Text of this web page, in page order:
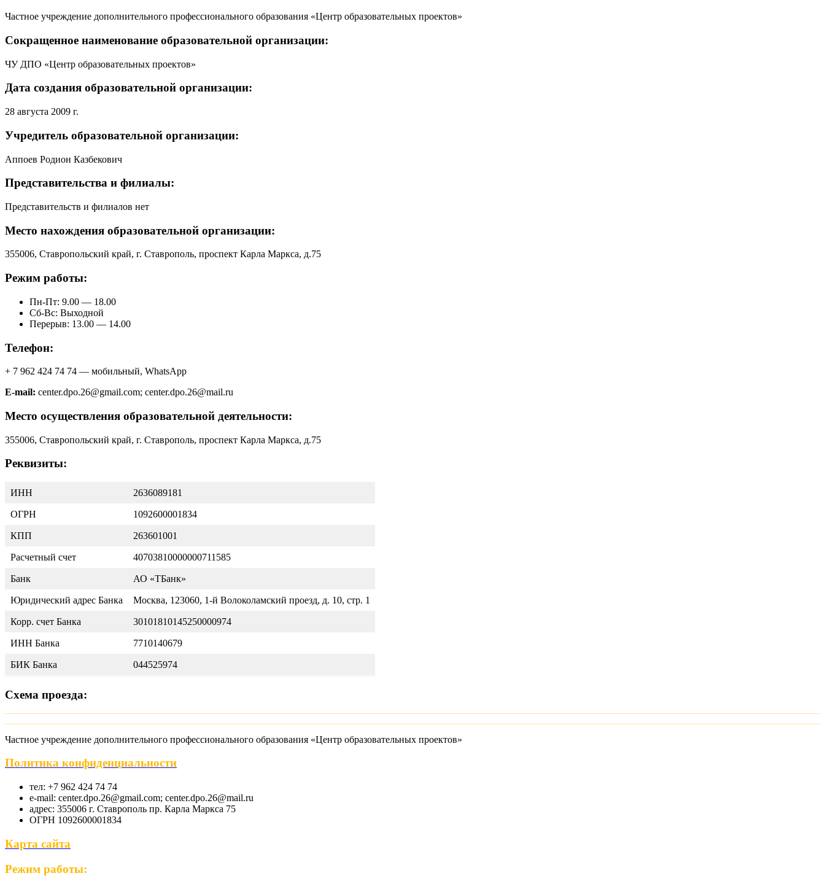
Частное учреждение дополнительного профессионального образования «Центр образовательных проектов»
Сокращенное наименование образовательной организации:
ЧУ ДПО «Центр образовательных проектов»
Дата создания образовательной организации:
28 августа 2009 г.
Учредитель образовательной организации:
Аппоев Родион Казбекович
Представительства и филиалы:
Представительств и филиалов нет
Место нахождения образовательной организации:
355006, Ставропольский край, г. Ставрополь, проспект Карла Маркса, д.75
Режим работы:
Пн-Пт: 9.00 — 18.00
Сб-Вс: Выходной
Перерыв: 13.00 — 14.00
Телефон:
+ 7 962 424 74 74 — мобильный, WhatsApp
E-mail: center.dpo.26@gmail.com; center.dpo.26@mail.ru
Место осуществления образовательной деятельности:
355006, Ставропольский край, г. Ставрополь, проспект Карла Маркса, д.75
Реквизиты:
ИНН 2636089181
ОГРН 1092600001834
КПП 263601001
Расчетный счет 40703810000000711585
Банк АО «ТБанк»
Юридический адрес Банка Москва, 123060, 1-й Волоколамский проезд, д. 10, стр. 1
Корр. счет Банка 30101810145250000974
ИНН Банка 7710140679
БИК Банка 044525974
Схема проезда:
Частное учреждение дополнительного профессионального образования «Центр образовательных проектов»
Политика конфиденциальности
тел: +7 962 424 74 74
e-mail: center.dpo.26@gmail.com; center.dpo.26@mail.ru
адрес: 355006 г. Ставрополь пр. Карла Маркса 75
ОГРН 1092600001834
Карта сайта
Режим работы: